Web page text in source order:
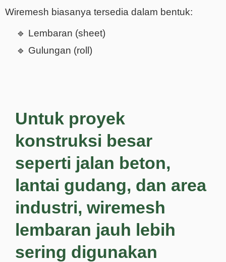
Wiremesh biasanya tersedia dalam bentuk:
🔹 Lembaran (sheet)
🔹 Gulungan (roll)
Untuk proyek
konstruksi besar
seperti jalan beton,
lantai gudang, dan area
industri, wiremesh
lembaran jauh lebih
sering digunakan